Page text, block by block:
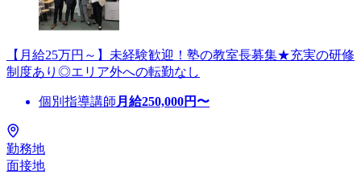
【月給25万円～】未経験歓迎！塾の教室長募集★充実の研修
制度あり◎エリア外への転勤なし
個別指導講師 月給250,000円〜
勤務地
面接地